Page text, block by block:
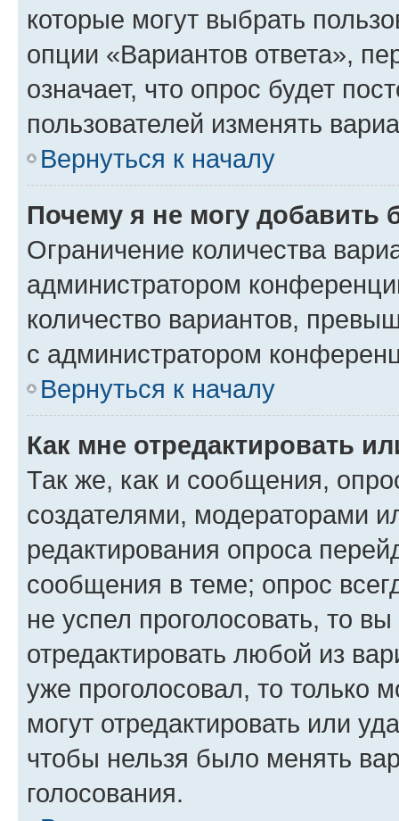
которые могут выбрать
опции «Вариантов ответа»,
означает, что опрос будет
пользователей изменять
Вернуться к началу
Почему я не могу добавить
Ограничение количества
администратором
количество вариантов,
с администратором
Вернуться к началу
Как мне отредактировать
Так же, как и сообщения,
создателями, модераторами
редактирования опроса
сообщения в теме; опрос
не успел проголосовать, то
отредактировать любой из
уже проголосовал, то только
могут отредактировать или
чтобы нельзя было менять
голосования.